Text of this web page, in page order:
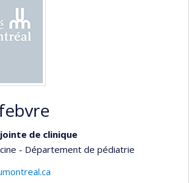
de clinique
- Département de pédiatrie